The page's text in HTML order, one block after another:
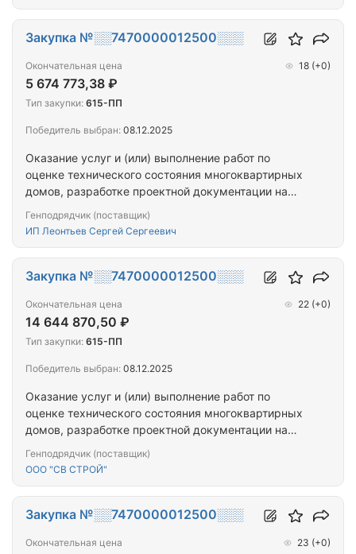
многоквартирных домов, расположенных на
территории города Севастополя
Оказание услуг и (или) выполнение работ по
оценке технического состояния многоквартирных
домов, разработке проектной документации на
имущества многоквартирных домов,
капитальному ремонту общего имущества
многоквартирных домов, расположенных на
территории города Севастополя
Генподрядчик (поставщик)
ИП Леонтьев Сергей Сергеевич
Закупка №░░7470000012500░░░
Окончательная цена
5 674 773,38 ₽
18 (+0)
Тип закупки: 615-ПП
Победитель выбран: 08.12.2025
Оказание услуг и (или) выполнение работ по
оценке технического состояния многоквартирных
домов, разработке проектной документации на
имущества многоквартирных домов,
многоквартирных домов, расположенных на
территории города Севастополя
Генподрядчик (поставщик)
ООО "СВ СТРОЙ"
Закупка №░░7470000012500░░░
Окончательная цена
14 644 870,50 ₽
22 (+0)
Тип закупки: 615-ПП
Победитель выбран: 08.12.2025
Закупка №░░7470000012500░░░
Окончательная цена 23 (+0)